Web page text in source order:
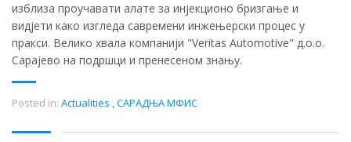
изблиза проучавати алате за инјекционо бризгање и
видјети како изгледа савремени инжењерски процес у
пракси. Велико хвала компанији "Veritas Automotive" д.о.о.
Сарајево на подршци и пренесеном знању.
Posted in: Actualities ,САРАДЊА МФИС